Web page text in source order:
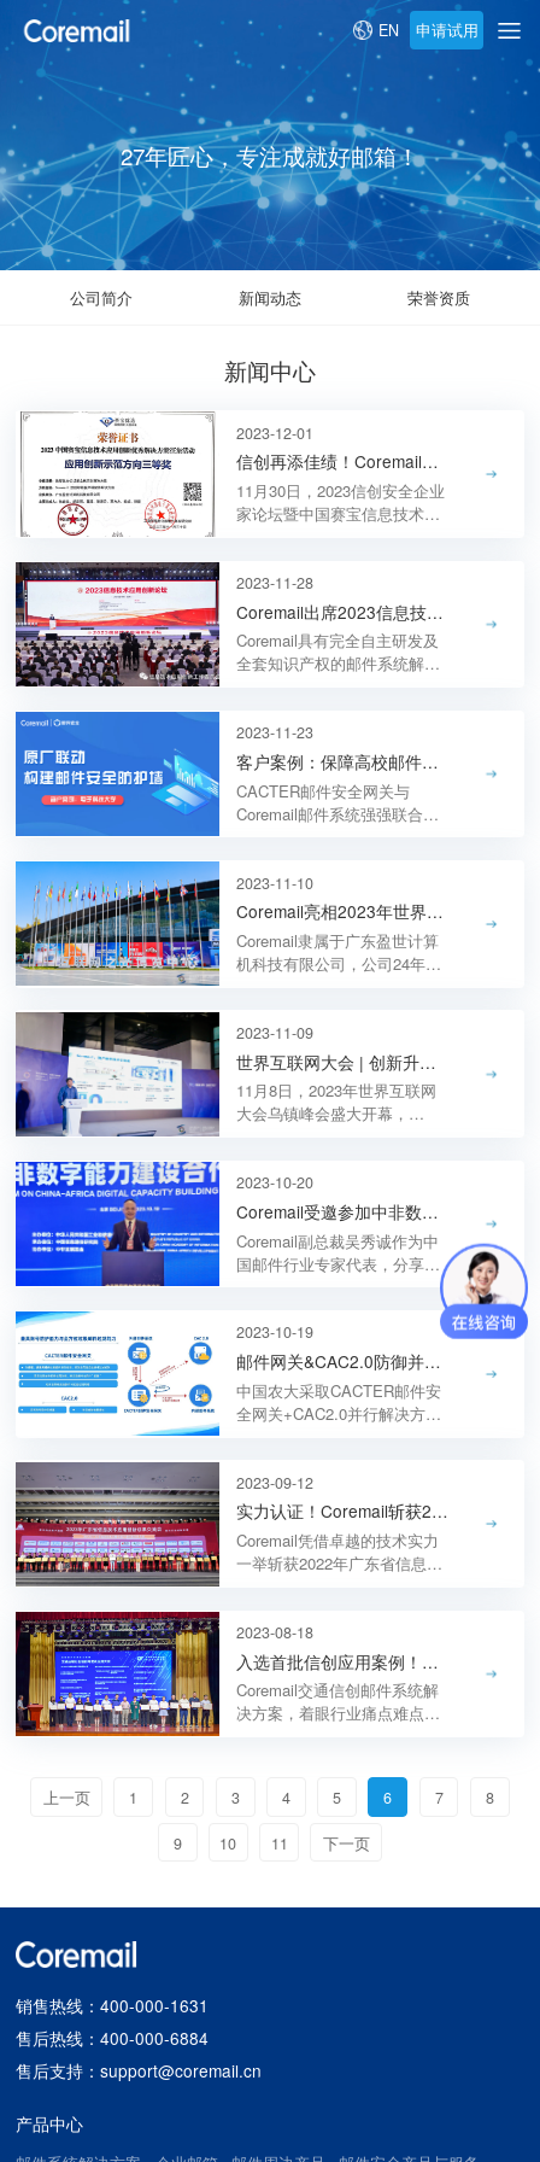
EN 申请试用
27年匠心，专注成就好邮箱！
公司简介 新闻动态 荣誉资质
新闻中心
2023-12-01
信创再添佳绩！Coremail荣获工信部中国赛宝信创优秀解决方案三等奖
11月30日，2023信创安全企业
家论坛暨中国赛宝信息技术应
Coremail信创邮箱客户端整体
解决方案荣获应用创新示范方
向三等奖。
2023-11-28
Coremail出席2023信息技术应用创新论坛
Coremail具有完全自主研发及
全套知识产权的邮件系统解决
方案与主流国产软硬件已完成
全面适配，共建国产生态，支
持多种国产组合。
2023-11-23
客户案例：保障高校邮件安全，守护教育信息安全堡垒
CACTER邮件安全网关与
Coremail邮件系统强强联合有
管理员的运维压力，提高工作
效率和管理效果。
2023-11-10
Coremail亮相2023年世界互联网大会“互联网之光”博览会
Coremail隶属于广东盈世计算
机科技有限公司，公司24年专
件归档系统、邮件投递系统、
邮件安全网关、安全海外中
继、邮件数据防泄露系统
EDLP、安全管理中心SMC2等
2023-11-09
世界互联网大会 | 创新升级！Coremail邮箱客户端4.0发布
11月8日，2023年世界互联网
大会乌镇峰会盛大开幕，
本！Coremail在2018年即立项
邮箱客户端，倾力打造完全自
主可控的邮箱产品，填补国产
邮箱客户端市场的空白。
2023-10-20
Coremail受邀参加中非数字能力建设合作论坛
Coremail副总裁吴秀诚作为中
国邮件行业专家代表，分享了
重威胁，而邮件安全是数据安
全非常关键的一环。
2023-10-19
邮件网关&CAC2.0防御并行：提升高校师生邮箱账号的全面安全
中国农大采取CACTER邮件安
全网关+CAC2.0并行解决方
2023-09-12
实力认证！Coremail斩获2023年广东省信息技术应用创新成果交流会多项荣誉
Coremail凭借卓越的技术实力
一举斩获2022年广东省信息技
新优秀产品和解决方案奖、
2022年广东省信息技术应用创
新产业联盟创新大赛企业组综
合赛道三等奖等多项信创大
奖。
2023-08-18
入选首批信创应用案例！Coremail助力交通行业高质量发展
Coremail交通信创邮件系统解
决方案，着眼行业痛点难点，
分支机构庞大、人员众多、分
散各地的特殊场景，提升企业
系统的安全性和稳定性。
上一页 1 2 3 4 5 6 7 8
9 10 11 下一页
销售热线：400-000-1631
售后热线：400-000-6884
售后支持：support@coremail.cn
产品中心